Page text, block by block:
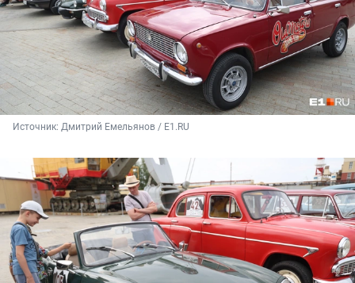
Источник: Дмитрий Емельянов / E1.RU